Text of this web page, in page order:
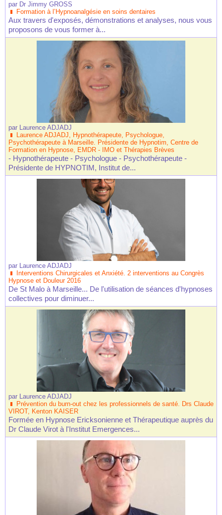
par Dr Jimmy GROSS
Formation à l’Hypnoanalgésie en soins dentaires
Aux travers d'exposés, démonstrations et analyses, nous vous
proposons de vous former à...
par Laurence ADJADJ
Laurence ADJADJ, Hypnothérapeute, Psychologue,
Psychothérapeute à Marseille. Présidente de Hypnotim, Centre de
Formation en Hypnose, EMDR - IMO et Thérapies Brèves
- Hypnothérapeute - Psychologue - Psychothérapeute -
Présidente de HYPNOTIM, Institut de...
par Laurence ADJADJ
Interventions Chirurgicales et Anxiété. 2 interventions au Congrès
Hypnose et Douleur 2016
De St Malo à Marseille... De l'utilisation de séances d'hypnoses
collectives pour diminuer...
par Laurence ADJADJ
Prévention du burn-out chez les professionnels de santé. Drs Claude
VIROT, Kenton KAISER
Formée en Hypnose Ericksonienne et Thérapeutique auprès du
Dr Claude Virot à l'Institut Emergences...